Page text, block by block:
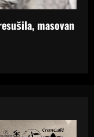
masovan